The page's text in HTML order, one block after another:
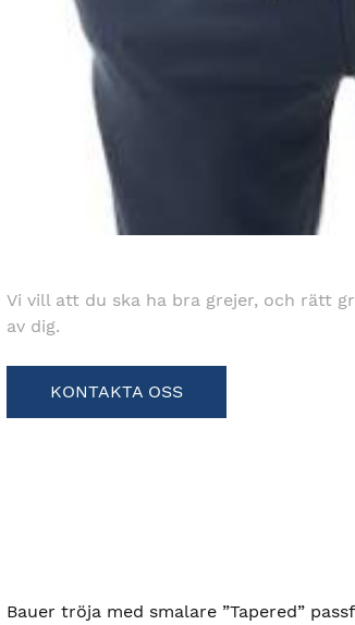
Vi vill att du ska ha bra grejer, och rätt
av dig.
KONTAKTA OSS
Bauer tröja med smalare ”Tapered”